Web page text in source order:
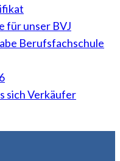
für unser BVJ
Berufsfachschule
sich Verkäufer